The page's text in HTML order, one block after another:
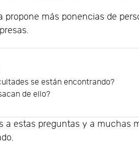
propone más ponencias de
se están encontrando?
de ello?
a estas preguntas y a muchas